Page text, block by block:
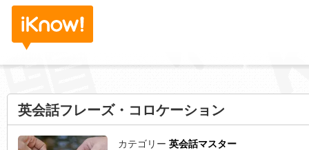
英会話フレーズ・コロケーション
カテゴリー 英会話マスター